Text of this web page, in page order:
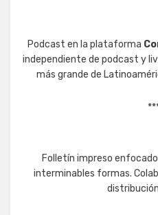
Podcast en la plataforma
independiente de podcast y
más grande de
Folletín impreso
interminables formas.